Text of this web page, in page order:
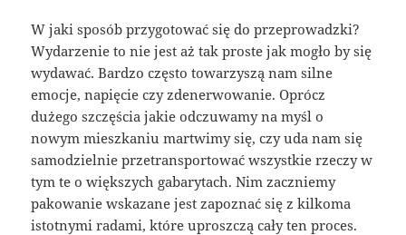
W jaki sposób przygotować się do przeprowadzki?
Wydarzenie to nie jest aż tak proste jak mogło by się
wydawać. Bardzo często towarzyszą nam silne
emocje, napięcie czy zdenerwowanie. Oprócz
dużego szczęścia jakie odczuwamy na myśl o
nowym mieszkaniu martwimy się, czy uda nam się
samodzielnie przetransportować wszystkie rzeczy w
tym te o większych gabarytach. Nim zaczniemy
pakowanie wskazane jest zapoznać się z kilkoma
istotnymi radami, które uproszczą cały ten proces.